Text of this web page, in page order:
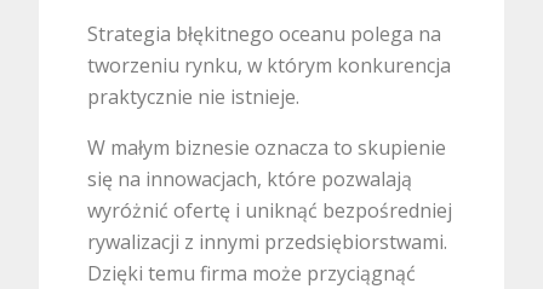
Strategia błękitnego oceanu polega na
tworzeniu rynku, w którym konkurencja
praktycznie nie istnieje.
W małym biznesie oznacza to skupienie
się na innowacjach, które pozwalają
wyróżnić ofertę i uniknąć bezpośredniej
rywalizacji z innymi przedsiębiorstwami.
Dzięki temu firma może przyciągnąć